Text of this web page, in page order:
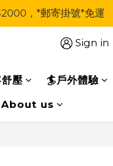
，*郵寄掛號*免運
Sign in
舒壓 🏄戶外體驗
About us